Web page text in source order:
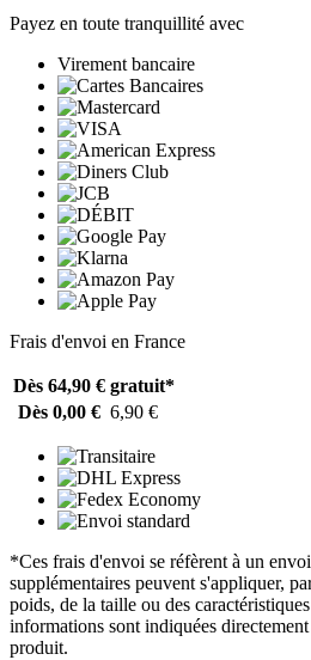
Payez en toute tranquillité avec
Virement bancaire
Frais d'envoi en France
Dès 64,90 € gratuit*
Dès 0,00 € 6,90 €
*Ces frais d'envoi se réfèrent à un
supplémentaires peuvent s'appliquer,
poids, de la taille ou des
informations sont indiquées
produit.